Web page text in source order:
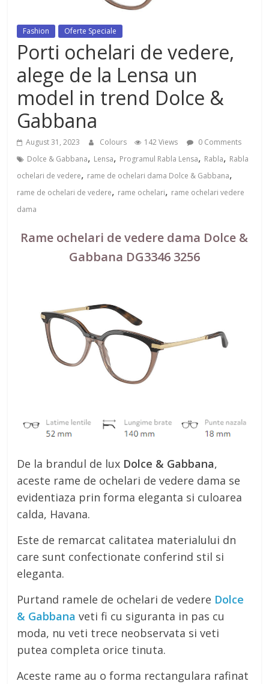
dezvoltat, cu Flexor Fitness-
dispozitiv pentru tonifiere muschi
Fashion Oferte Speciale
Porti ochelari de vedere,
alege de la Lensa un
model in trend Dolce &
Gabbana
August 31, 2023 Colours 142 Views
0 Comments
Dolce & Gabbana, Lensa, Programul Rabla Lensa, Rabla, Rabla
ochelari de vedere, rame de ochelari dama Dolce & Gabbana,
rame de ochelari de vedere, rame ochelari, rame ochelari vedere
dama
Rame ochelari de vedere dama Dolce &
Gabbana DG3346 3256
De la brandul de lux Dolce & Gabbana,
aceste rame de ochelari de vedere dama se
evidentiaza prin forma eleganta si culoarea
calda, Havana.
Este de remarcat calitatea materialului dn
care sunt confectionate conferind stil si
eleganta.
Purtand ramele de ochelari de vedere Dolce
& Gabbana veti fi cu siguranta in pas cu
moda, nu veti trece neobservata si veti
putea completa orice tinuta.
Aceste rame au o forma rectangulara rafinat